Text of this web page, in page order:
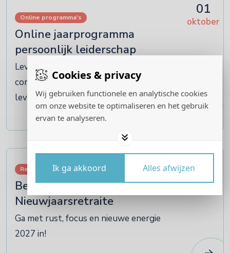
Cookies & privacy
Wij gebruiken functionele en analytische cookies
om onze website te optimaliseren en het gebruik
ervan te analyseren.
Ik ga akkoord Alles afwijzen
Online programma's
Online jaarprogramma
persoonlijk leiderschap
Levenskunst in Praktijk: een
community of practice voor bewust
leven
01
oktober
Retraites
Bezin en Beziel
Nieuwjaarsretraite
Ga met rust, focus en nieuwe energie
2027 in!
januari